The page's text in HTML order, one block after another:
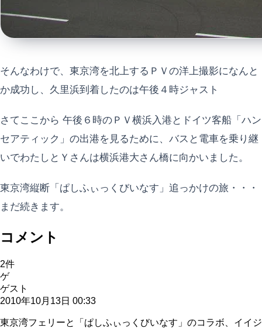
そんなわけで、東京湾を北上するＰＶの洋上撮影になんと
か成功し、久里浜到着したのは午後４時ジャスト
さてここから 午後６時のＰＶ横浜入港とドイツ客船「ハン
セアティック」の出港を見るために、バスと電車を乗り継
いでわたしとＹさんは横浜港大さん橋に向かいました。
東京湾縦断「ぱしふぃっくびいなす」追っかけの旅・・・
まだ続きます。
コメント
2件
ゲ
ゲスト
2010年10月13日 00:33
東京湾フェリーと「ぱしふぃっくびいなす」のコラボ、イイジ